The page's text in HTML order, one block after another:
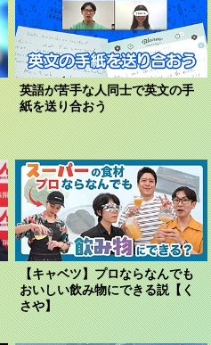
英語が苦手な人同士で英文の手
紙を送り合おう
【キャベツ】プロならなんでも
おいしい飲み物にできる説【く
さや】